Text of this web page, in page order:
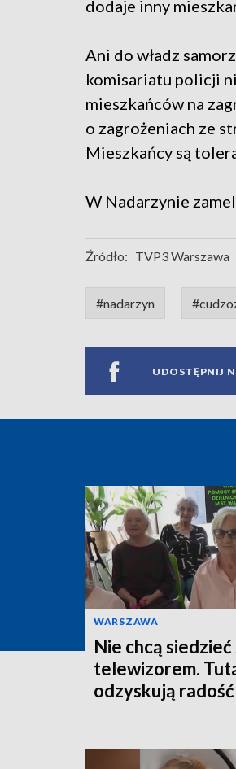
dodaje inny
Ani do władz
komisariatu policji
mieszkańców na
o zagrożeniach ze
Mieszkańcy są
W Nadarzynie
Źródło: TVP3 Warszawa
#nadarzyn
UDOSTĘPNIJ
WARSZAWA
Nie chcą
telewizorem.
odzyskują